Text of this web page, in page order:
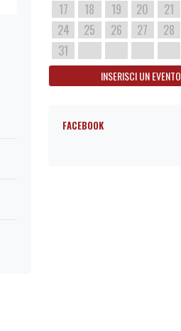
17
18 19 20 21
24
25 26 27 28
31
INSERISCI UN EVENTO
FACEBOOK